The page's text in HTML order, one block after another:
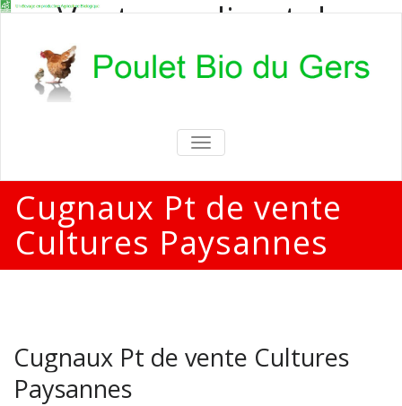
Vente en direct de
poulets bio
Vente en direct de poulets bio aux
particuliers et professionnels
TOGGLE
NAVIGATION
Cugnaux Pt de vente
Cultures Paysannes
Cugnaux Pt de vente Cultures
Paysannes